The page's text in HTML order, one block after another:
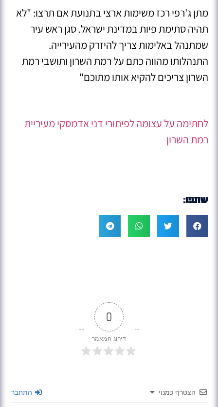
מתן ג'רפי רכז משימות ארצי בתנועת אם תרצו: "לא
תהיה סתימת פיות במדינת ישראל. סגן ראש עיר
שמתנהל באלימות צריך להיזרק מהעירייה.
התנהלותו מהווה כתם על רמת השרון ותושבי רמת
השרון צריכים להקיא אותו מתוכם"
לחתימה על עצומה לפיתורי דני אדמסקי מעיריית
רמת השרון
שתפו:
0
דירוג המאמר
הצטרף כמנוי התחבר